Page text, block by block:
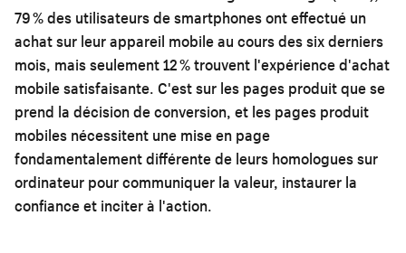
79 % des utilisateurs de smartphones ont effectué un
achat sur leur appareil mobile au cours des six derniers
mois, mais seulement 12 % trouvent l'expérience d'achat
mobile satisfaisante. C'est sur les pages produit que se
prend la décision de conversion, et les pages produit
mobiles nécessitent une mise en page
fondamentalement différente de leurs homologues sur
ordinateur pour communiquer la valeur, instaurer la
confiance et inciter à l'action.